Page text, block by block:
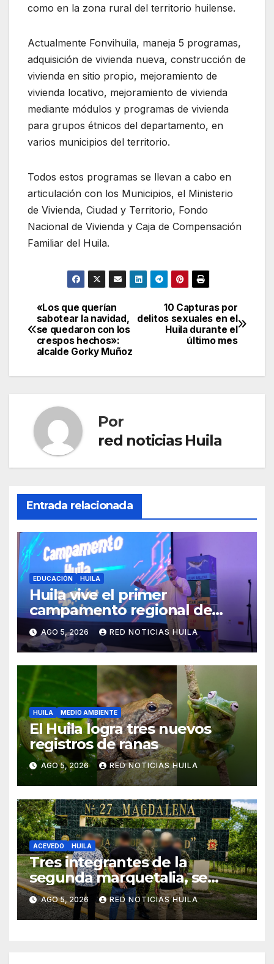
como en la zona rural del territorio huilense.
Actualmente Fonvihuila, maneja 5 programas,
adquisición de vivienda nueva, construcción de
vivienda en sitio propio, mejoramiento de
vivienda locativo, mejoramiento de vivienda
mediante módulos y programas de vivienda
para grupos étnicos del departamento, en
varios municipios del territorio.
Todos estos programas se llevan a cabo en
articulación con los Municipios, el Ministerio
de Vivienda, Ciudad y Territorio, Fondo
Nacional de Vivienda y Caja de Compensación
Familiar del Huila.
Navegación
de
entradas
10 Capturas por
delitos sexuales en el
Huila durante el
último mes
«Los que querían
sabotear la navidad,
se quedaron con los
crespos hechos»:
alcalde Gorky Muñoz
Por
red noticias Huila
Entrada relacionada
EDUCACIÓN HUILA
Huila vive el primer
campamento regional de
Tecnologías Para Aprender
AGO 5, 2026 RED NOTICIAS HUILA
HUILA MEDIO AMBIENTE
El Huila logra tres nuevos
registros de ranas
AGO 5, 2026 RED NOTICIAS HUILA
ACEVEDO HUILA
Tres integrantes de la
segunda marquetalia, se
sometieron a la justicia
AGO 5, 2026 RED NOTICIAS HUILA